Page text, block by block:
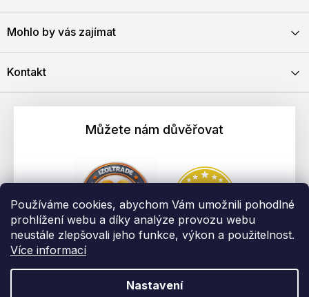
Používáme cookies, abychom Vám umožnili pohodlné
prohlížení webu a díky analýze provozu webu
neustále zlepšovali jeho funkce, výkon a použitelnost.
Více informací
Nastavení
Mohlo by vás zajímat
Kontakt
Můžete nám důvěřovat